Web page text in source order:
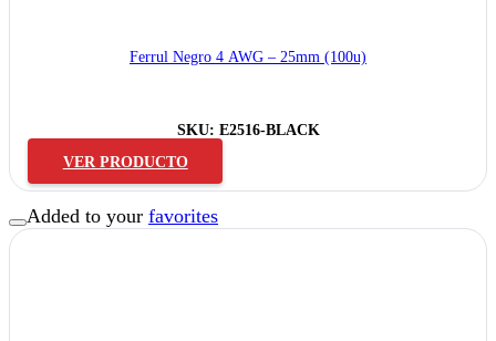
Ferrul Negro 4 AWG – 25mm (100u)
SKU: E2516-BLACK
VER PRODUCTO
Added to your favorites